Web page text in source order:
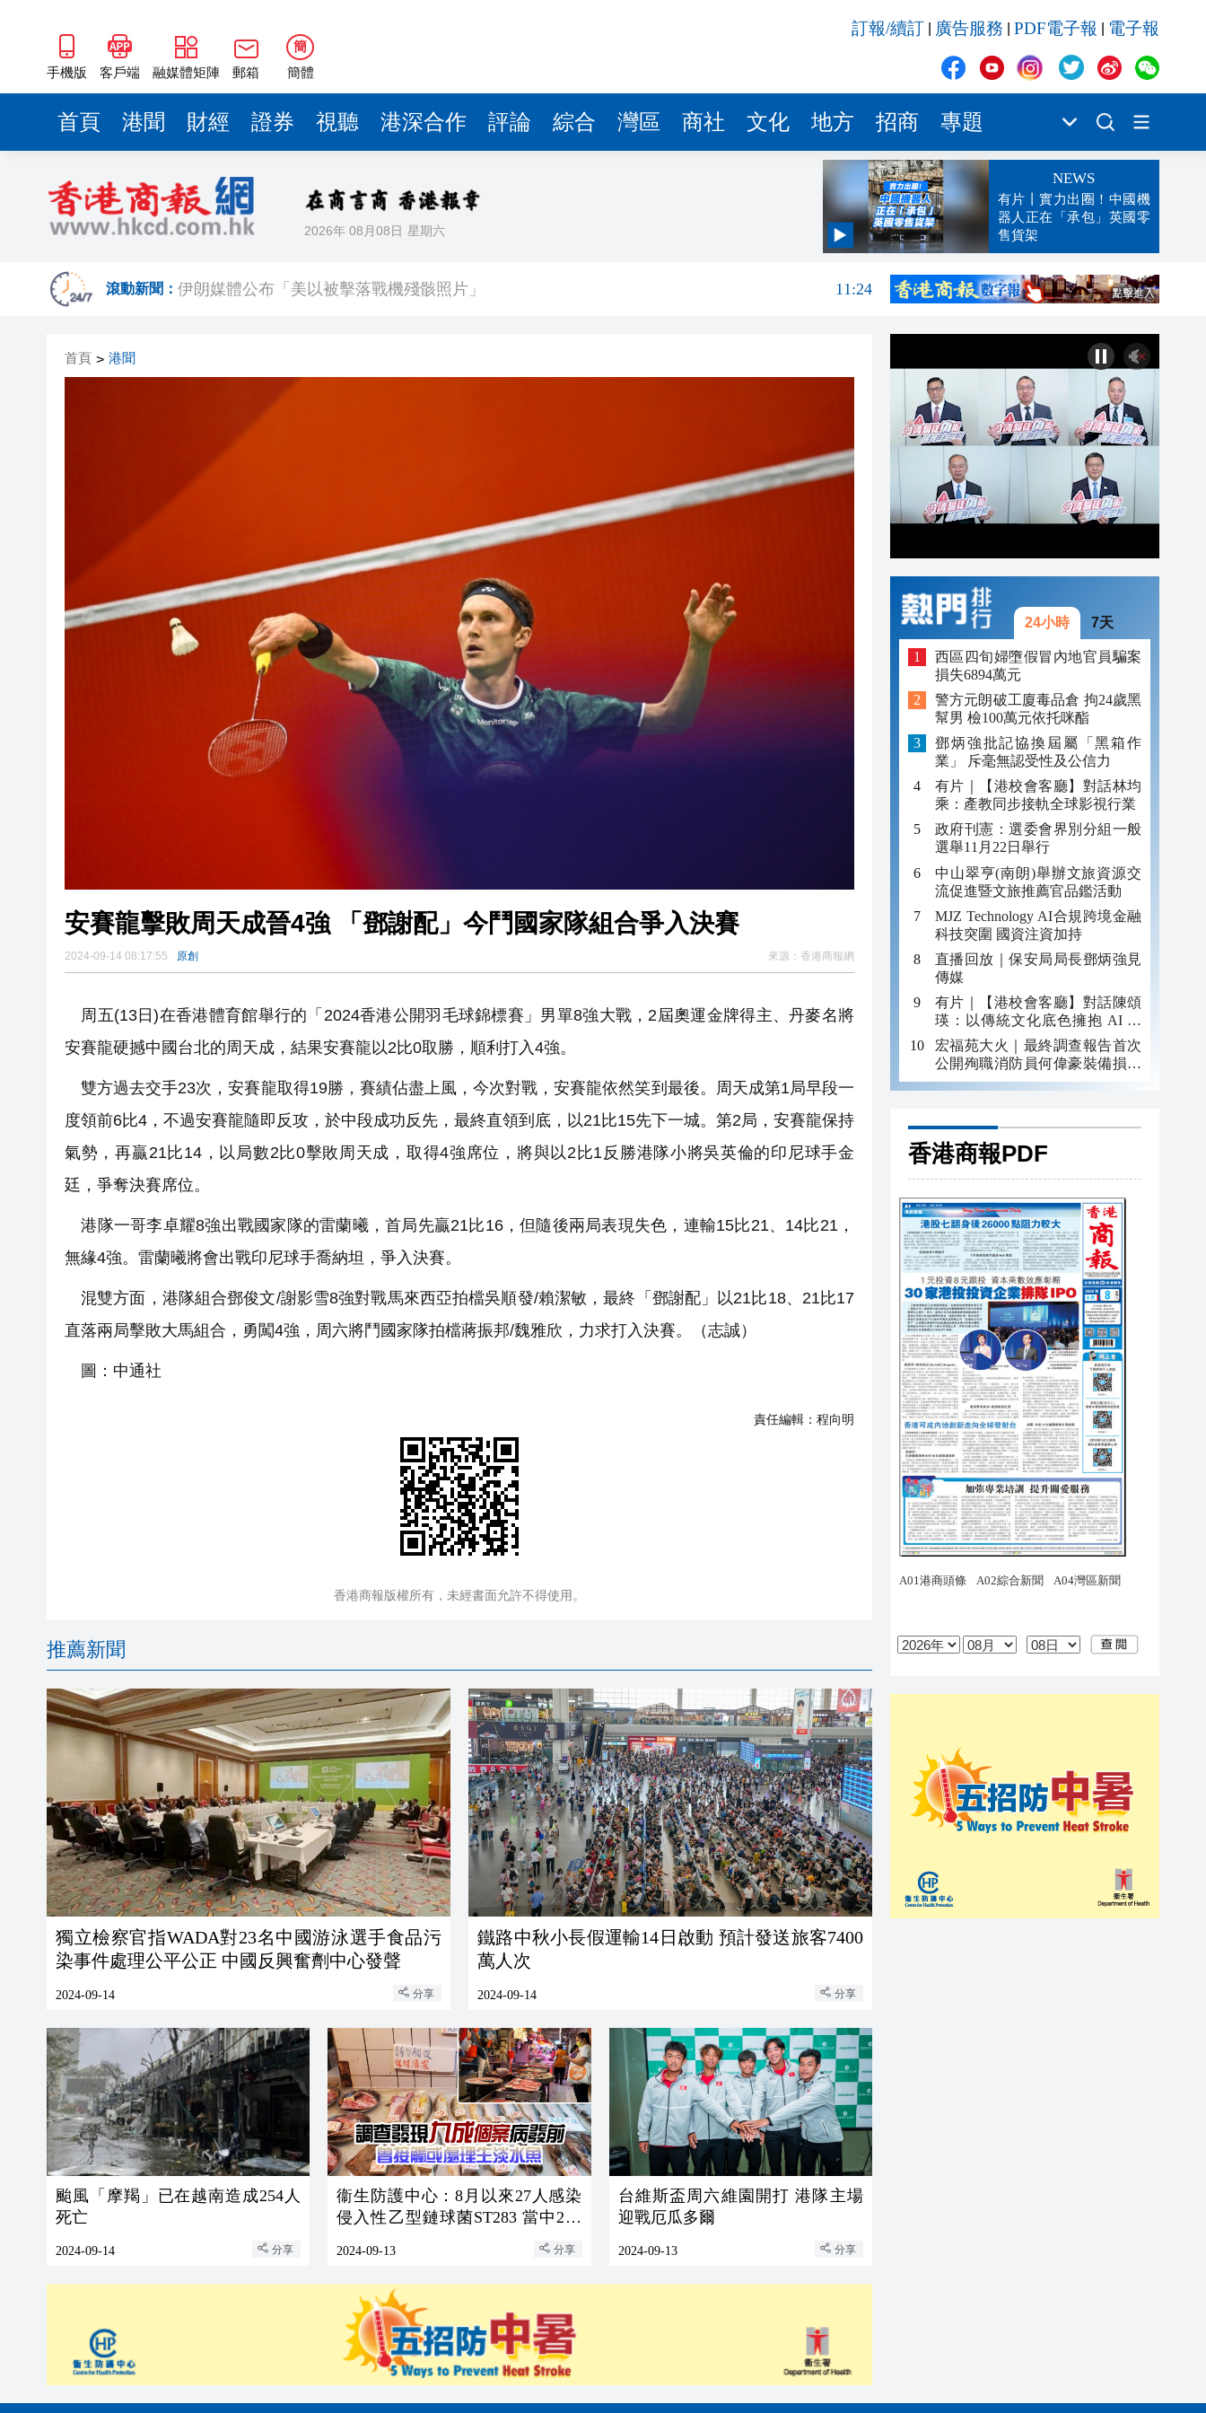
手機版 客戶端 融媒體矩陣 郵箱
簡
簡體
訂報/續訂 廣告服務 PDF電子報 電子報
首頁 港聞 財經 證券 視聽 港深合作 評論 綜合 灣區 商社 文化 地方 招商 專題
2026年 08月08日 星期六
NEWS
有片丨實力出圈！中國機
器人正在「承包」英國零
售貨架
滾動新聞：
伊朗媒體公布「美以被擊落戰機殘骸照片」
11:24
微信新功能：可以「撤回」你的撤回了！
橫琴粵澳深度合作區消防救援支隊正式掛牌成立
「來深飛」不只是路過！深圳機場「國際中轉旅客免費城市遊」上線
10:53
首頁 > 港聞
安賽龍擊敗周天成晉4強 「鄧謝配」今鬥國家隊組合爭入決賽
2024-09-14 08:17:55 原創 來源： 香港商報網
周五(13日)在香港體育館舉行的「2024香港公開羽毛球錦標賽」男單8強大戰，2屆奧運金牌得主、丹麥名將
安賽龍硬撼中國台北的周天成，結果安賽龍以2比0取勝，順利打入4強。
雙方過去交手23次，安賽龍取得19勝，賽績佔盡上風，今次對戰，安賽龍依然笑到最後。周天成第1局早段一
度領前6比4，不過安賽龍隨即反攻，於中段成功反先，最終直領到底，以21比15先下一城。第2局，安賽龍保持
氣勢，再贏21比14，以局數2比0擊敗周天成，取得4強席位，將與以2比1反勝港隊小將吳英倫的印尼球手金
廷，爭奪決賽席位。
港隊一哥李卓耀8強出戰國家隊的雷蘭曦，首局先贏21比16，但隨後兩局表現失色，連輸15比21、14比21，
無緣4強。雷蘭曦將會出戰印尼球手喬納坦，爭入決賽。
混雙方面，港隊組合鄧俊文/謝影雪8強對戰馬來西亞拍檔吳順發/賴潔敏，最終「鄧謝配」以21比18、21比17
直落兩局擊敗大馬組合，勇闖4強，周六將鬥國家隊拍檔蔣振邦/魏雅欣，力求打入決賽。（志誠）
圖：中通社
責任編輯： 程向明
香港商報版權所有，未經書面允許不得使用。
推薦新聞
獨立檢察官指WADA對23名中國游泳選手食品污
染事件處理公平公正 中國反興奮劑中心發聲
2024-09-14 分享
鐵路中秋小長假運輸14日啟動 預計發送旅客7400
萬人次
2024-09-14 分享
颱風「摩羯」已在越南造成254人
死亡
2024-09-14 分享
衞生防護中心：8月以來27人感染
侵入性乙型鏈球菌ST283 當中2人
2024-09-13 分享
台維斯盃周六維園開打 港隊主場
迎戰厄瓜多爾
2024-09-13 分享
24小時 7天
西區四旬婦墮假冒內地官員騙案
損失6894萬元
警方元朗破工廈毒品倉 拘24歲黑
幫男 檢100萬元依托咪酯
鄧炳強批記協換屆屬「黑箱作
業」 斥毫無認受性及公信力
有片｜【港校會客廳】對話林均
乘：產教同步接軌全球影視行業
政府刊憲：選委會界別分組一般
選舉11月22日舉行
中山翠亨(南朗)舉辦文旅資源交
流促進暨文旅推薦官品鑑活動
MJZ Technology AI合規跨境金融
科技突圍 國資注資加持
直播回放｜保安局局長鄧炳強見
傳媒
有片｜【港校會客廳】對話陳頌
瑛：以傳統文化底色擁抱 AI 藝
術新發展
宏福苑大火｜最終調查報告首次
公開殉職消防員何偉豪裝備損毀
照片
香港商報PDF